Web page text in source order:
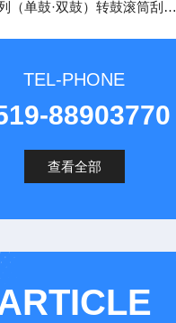
HG系列（单鼓·双鼓）转鼓滚筒刮板干燥机
TEL-PHONE
88903770
查看全部